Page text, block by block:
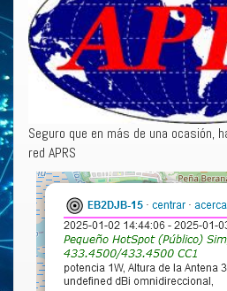
Seguro que en más de una ocasión,
red APRS